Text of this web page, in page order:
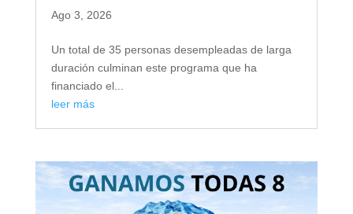
Ago 3, 2026
Un total de 35 personas desempleadas de larga
duración culminan este programa que ha
financiado el...
leer más